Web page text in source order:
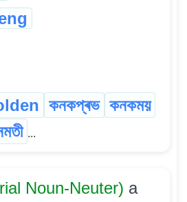
কনকপ্ৰভ কনকময়
...
Noun-Neuter) a